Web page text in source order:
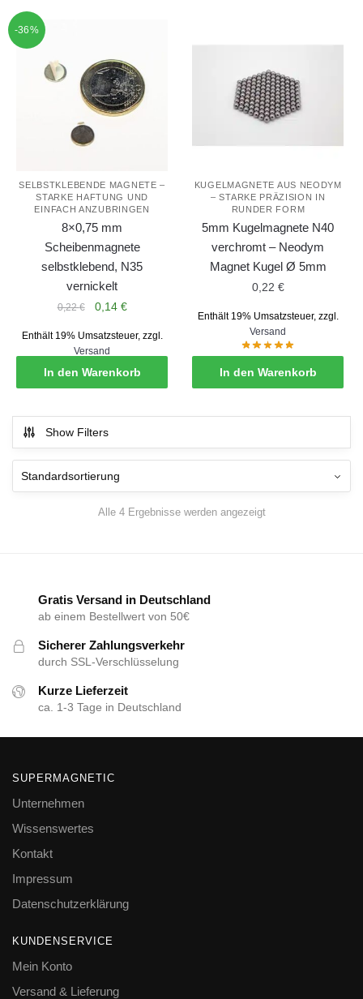
-36%
SELBSTKLEBENDE MAGNETE –
STARKE HAFTUNG UND
EINFACH ANZUBRINGEN
8×0,75 mm
Scheibenmagnete
selbstklebend, N35
vernickelt
0,22€
Ursprünglicher
war:
0,22 €
0,14 €Aktueller
ist:
0,14 €.
Enthält 19% Umsatzsteuer, zzgl.
Versand
In den Warenkorb
KUGELMAGNETE AUS NEODYM
– STARKE PRÄZISION IN
RUNDER FORM
5mm Kugelmagnete N40
verchromt – Neodym
Magnet Kugel Ø 5mm
0,22 €
Enthält 19% Umsatzsteuer, zzgl.
Versand
In den Warenkorb
Show Filters
Alle 4 Ergebnisse werden angezeigt
Gratis Versand in Deutschland
ab einem Bestellwert von 50€
Sicherer Zahlungsverkehr
durch SSL-Verschlüsselung
Kurze Lieferzeit
ca. 1-3 Tage in Deutschland
SUPERMAGNETIC
Unternehmen
Wissenswertes
Kontakt
Impressum
Datenschutzerklärung
KUNDENSERVICE
Mein Konto
Versand & Lieferung